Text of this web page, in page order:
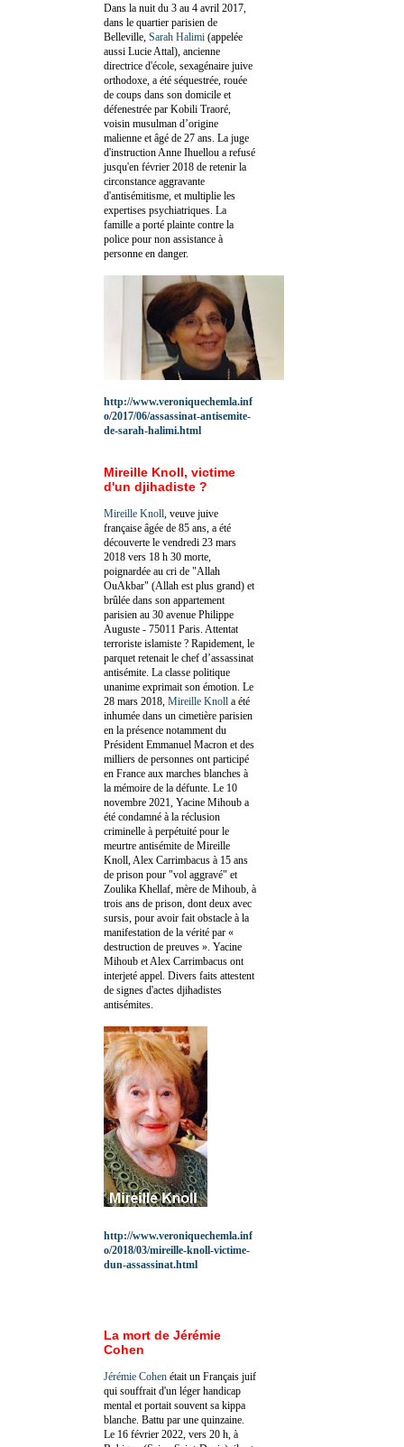
Dans la nuit du 3 au 4 avril 2017,
dans le quartier parisien de
Belleville, Sarah Halimi (appelée
aussi Lucie Attal), ancienne
directrice d'école, sexagénaire juive
orthodoxe, a été séquestrée, rouée
de coups dans son domicile et
défenestrée par Kobili Traoré,
voisin musulman d’origine
malienne et âgé de 27 ans. La juge
d'instruction Anne Ihuellou a refusé
jusqu'en février 2018 de retenir la
circonstance aggravante
d'antisémitisme, et multiplie les
expertises psychiatriques. La
famille a porté plainte contre la
police pour non assistance à
personne en danger.
http://www.veroniquechemla.inf
o/2017/06/assassinat-antisemite-
de-sarah-halimi.html
Mireille Knoll, victime
d'un djihadiste ?
Mireille Knoll , veuve juive
française âgée de 85 ans, a été
découverte le vendredi 23 mars
2018 vers 18 h 30 morte,
poignardée au cri de "Allah
OuAkbar" (Allah est plus grand) et
brûlée dans son appartement
parisien au 30 avenue Philippe
Auguste - 75011 Paris. Attentat
terroriste islamiste ? Rapidement, le
parquet retenait le chef d’assassinat
antisémite. La classe politique
unanime exprimait son émotion. Le
28 mars 2018, Mireille Knoll a été
inhumée dans un cimetière parisien
en la présence notamment du
Président Emmanuel Macron et des
milliers de personnes ont participé
en France aux marches blanches à
la mémoire de la défunte. Le 10
novembre 2021, Yacine Mihoub a
été condamné à la réclusion
criminelle à perpétuité pour le
meurtre antisémite de Mireille
Knoll, Alex Carrimbacus à 15 ans
de prison pour "vol aggravé" et
Zoulika Khellaf, mère de Mihoub, à
trois ans de prison, dont deux avec
sursis, pour avoir fait obstacle à la
manifestation de la vérité par «
destruction de preuves ». Yacine
Mihoub et Alex Carrimbacus ont
interjeté appel. Divers faits attestent
de signes d'actes djihadistes
antisémites.
http://www.veroniquechemla.inf
o/2018/03/mireille-knoll-victime-
dun-assassinat.html
La mort de Jérémie
Cohen
Jérémie Cohen était un Français juif
qui souffrait d'un léger handicap
mental et portait souvent sa kippa
blanche. Battu par une quinzaine.
Le 16 février 2022, vers 20 h, à